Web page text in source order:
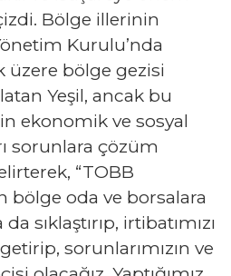
Bölge illerinin
Kurulu’nda
bölge gezisi
Yeşil, ancak bu
ekonomik ve sosyal
sorunlara çözüm
“TOBB
oda ve borsalara
sıklaştırıp, irtibatımızı
sorunlarımızın ve